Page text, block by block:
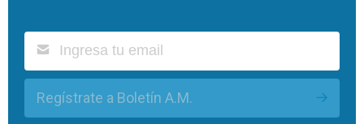
Regístrate a Boletín A.M.